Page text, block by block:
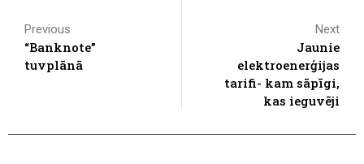
Previous
“Banknote”
tuvplānā
Next
Jaunie
elektroenerģijas
tarifi- kam sāpīgi,
kas ieguvēji